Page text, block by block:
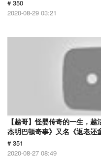
# 350
2020-08-29 03:21
【越哥】怪婴传奇的一生，
杰明巴顿奇事》又名《返老还
# 351
2020-08-27 08:49